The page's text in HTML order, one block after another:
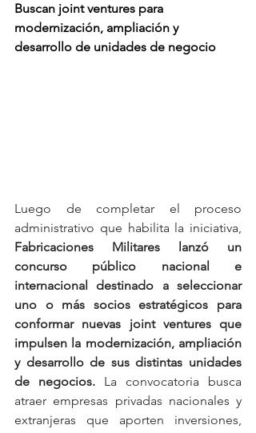
Buscan joint ventures para
modernización, ampliación y
desarrollo de unidades de negocio
Luego de completar el proceso
Fabricaciones Militares lanzó un
concurso público nacional e
internacional destinado a seleccionar
uno o más socios estratégicos para
conformar nuevas joint ventures que
impulsen la modernización, ampliación
y desarrollo de sus distintas unidades
de negocios. La convocatoria busca
atraer empresas privadas nacionales y
extranjeras que aporten inversiones,